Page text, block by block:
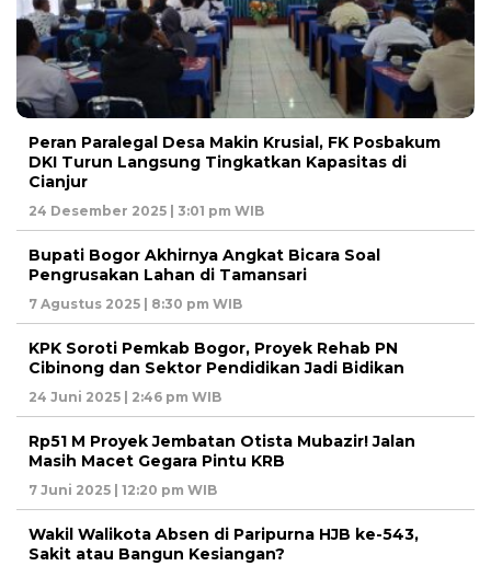
Peran Paralegal Desa Makin Krusial, FK Posbakum
DKI Turun Langsung Tingkatkan Kapasitas di
Cianjur
24 Desember 2025 | 3:01 pm WIB
Bupati Bogor Akhirnya Angkat Bicara Soal
Pengrusakan Lahan di Tamansari
7 Agustus 2025 | 8:30 pm WIB
KPK Soroti Pemkab Bogor, Proyek Rehab PN
Cibinong dan Sektor Pendidikan Jadi Bidikan
24 Juni 2025 | 2:46 pm WIB
Rp51 M Proyek Jembatan Otista Mubazir! Jalan
Masih Macet Gegara Pintu KRB
7 Juni 2025 | 12:20 pm WIB
Wakil Walikota Absen di Paripurna HJB ke-543,
Sakit atau Bangun Kesiangan?